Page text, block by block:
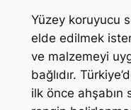
Yüzey koruyucu
elde edilmek
ve malzemeyi
bağlıdır.
ilk önce ahşabın